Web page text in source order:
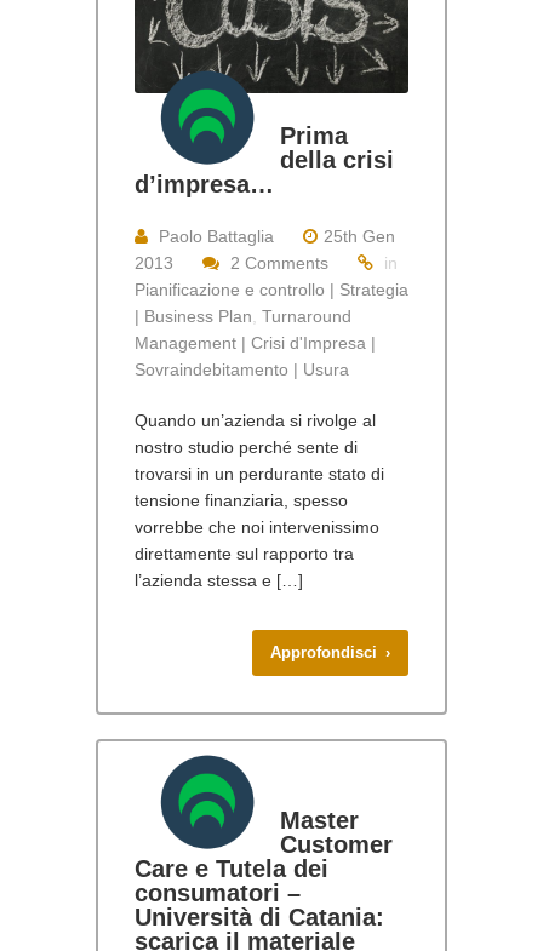
Prima
della crisi
d’impresa…
Paolo Battaglia
25th Gen
2013
2 Comments
in
Pianificazione e controllo | Strategia
| Business Plan, Turnaround
Management | Crisi d'Impresa |
Sovraindebitamento | Usura
Quando un’azienda si rivolge al
nostro studio perché sente di
trovarsi in un perdurante stato di
tensione finanziaria, spesso
vorrebbe che noi intervenissimo
direttamente sul rapporto tra
l’azienda stessa e […]
Approfondisci ›
Master
Customer
Care e Tutela dei
consumatori –
Università di Catania:
scarica il materiale